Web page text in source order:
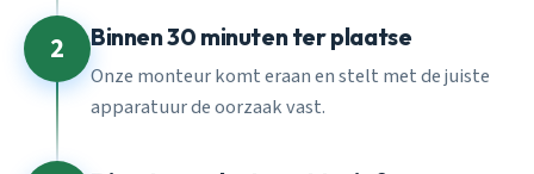
2 Binnen 30 minuten ter plaatse
Onze monteur komt eraan en stelt met de juiste
apparatuur de oorzaak vast.